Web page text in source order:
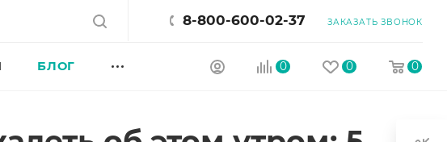
8-800-600-02-37 ЗАКАЗАТЬ ЗВОНОК
0 0 0
БЛОГ